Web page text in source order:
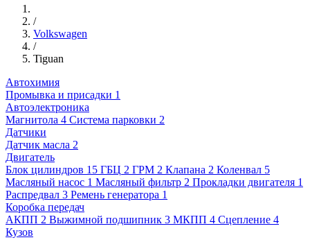
/
Volkswagen
/
Tiguan
Автохимия
Промывка и присадки 1
Автоэлектроника
Магнитола 4 Система парковки 2
Датчики
Датчик масла 2
Двигатель
Блок цилиндров 15 ГБЦ 2 ГРМ 2 Клапана 2 Коленвал 5
Масляный насос 1 Масляный фильтр 2 Прокладки двигателя 1
Распредвал 3 Ремень генератора 1
Коробка передач
АКПП 2 Выжимной подшипник 3 МКПП 4 Сцепление 4
Кузов